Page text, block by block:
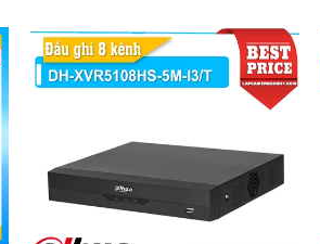
năng thông minh AcuPick, SMD Plus,
IVS và nhận diện khuôn mặt chính
xác, hỗ trợ 2 ổ cứng 16 TB, kết nối và